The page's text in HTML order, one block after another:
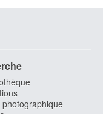
photographique